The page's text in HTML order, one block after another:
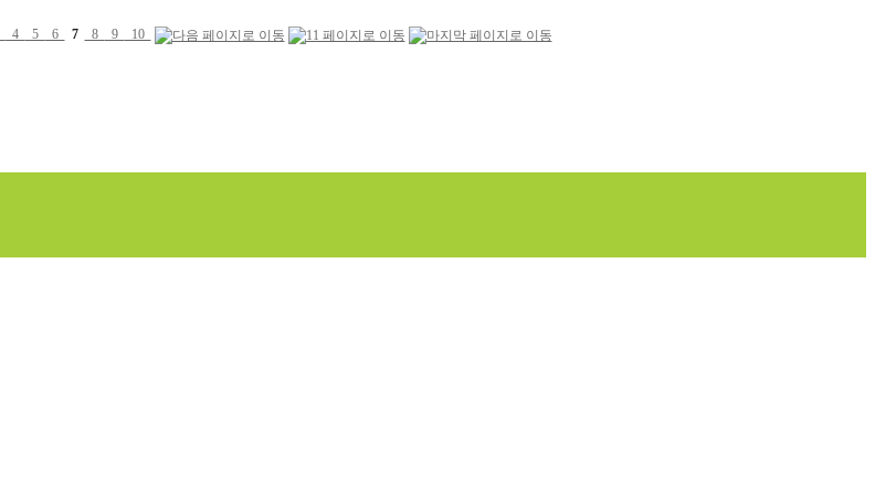
4 5 6 7 8 9 10